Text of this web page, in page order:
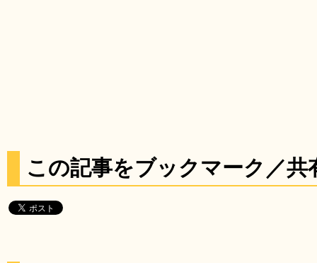
この記事をブックマーク／共